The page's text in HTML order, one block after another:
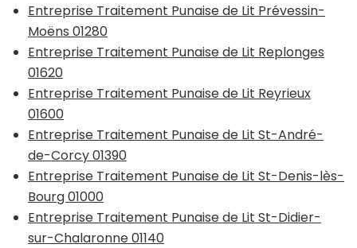
Entreprise Traitement Punaise de Lit Prévessin-
Moëns 01280
Entreprise Traitement Punaise de Lit Replonges
01620
Entreprise Traitement Punaise de Lit Reyrieux
01600
Entreprise Traitement Punaise de Lit St-André-
de-Corcy 01390
Entreprise Traitement Punaise de Lit St-Denis-lès-
Bourg 01000
Entreprise Traitement Punaise de Lit St-Didier-
sur-Chalaronne 01140